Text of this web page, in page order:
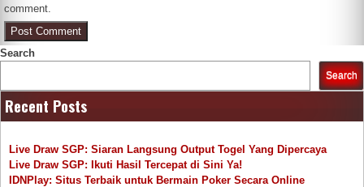
comment.
Search
Search
Recent Posts
Live Draw SGP: Siaran Langsung Output Togel Yang Dipercaya
Live Draw SGP: Ikuti Hasil Tercepat di Sini Ya!
IDNPlay: Situs Terbaik untuk Bermain Poker Secara Online